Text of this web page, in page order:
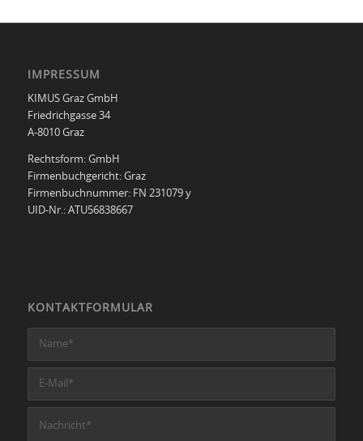
IMPRESSUM
KIMUS Graz GmbH
Friedrichgasse 34
A-8010 Graz
Rechtsform: GmbH
Firmenbuchgericht: Graz
Firmenbuchnummer: FN 231079 y
UID-Nr.: ATU56838667
KONTAKTFORMULAR